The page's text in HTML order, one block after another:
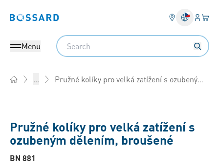
Bossard homepage Váš
Menu
Search
... Pružné kolíky pro velká zatížení s ozubeným dělením, broušené
Pružné kolíky pro velká zatížení s
ozubeným dělením, broušené
BN 881